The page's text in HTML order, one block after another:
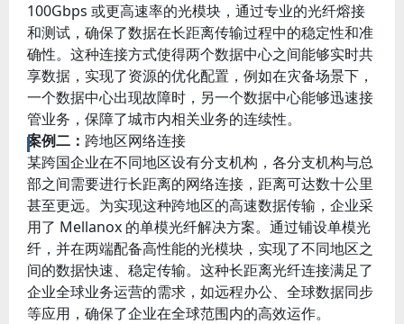
100Gbps 或更高速率的光模块，通过专业的光纤熔接
和测试，确保了数据在长距离传输过程中的稳定性和准
确性。这种连接方式使得两个数据中心之间能够实时共
享数据，实现了资源的优化配置，例如在灾备场景下，
一个数据中心出现故障时，另一个数据中心能够迅速接
管业务，保障了城市内相关业务的连续性。
案例二： 跨地区网络连接
某跨国企业在不同地区设有分支机构，各分支机构与总
部之间需要进行长距离的网络连接，距离可达数十公里
甚至更远。为实现这种跨地区的高速数据传输，企业采
用了 Mellanox 的单模光纤解决方案。通过铺设单模光
纤，并在两端配备高性能的光模块，实现了不同地区之
间的数据快速、稳定传输。这种长距离光纤连接满足了
企业全球业务运营的需求，如远程办公、全球数据同步
等应用，确保了企业在全球范围内的高效运作。